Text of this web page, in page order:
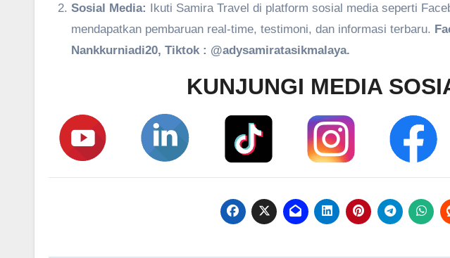
Sosial Media: Ikuti Samira Travel di platform sosial media seperti
mendapatkan pembaruan real-time, testimoni, dan informasi terbaru.
Nankkurniadi20, Tiktok : @adysamiratasikmalaya.
KUNJUNGI MEDIA